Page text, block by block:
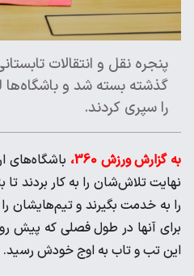
پنجره نقل و انتقالات
گذشته بسته شد و
را سپری کردند.
به گزارش ورزش 360،
باشگاه‌های
نهایت تلاش‌شان را به کار بردند تا
را به خدمت بگیرند و تیم‌هایشان
برای آنها در طول فصلی که پیش
این تب و تاب به اوج خودش رسید.